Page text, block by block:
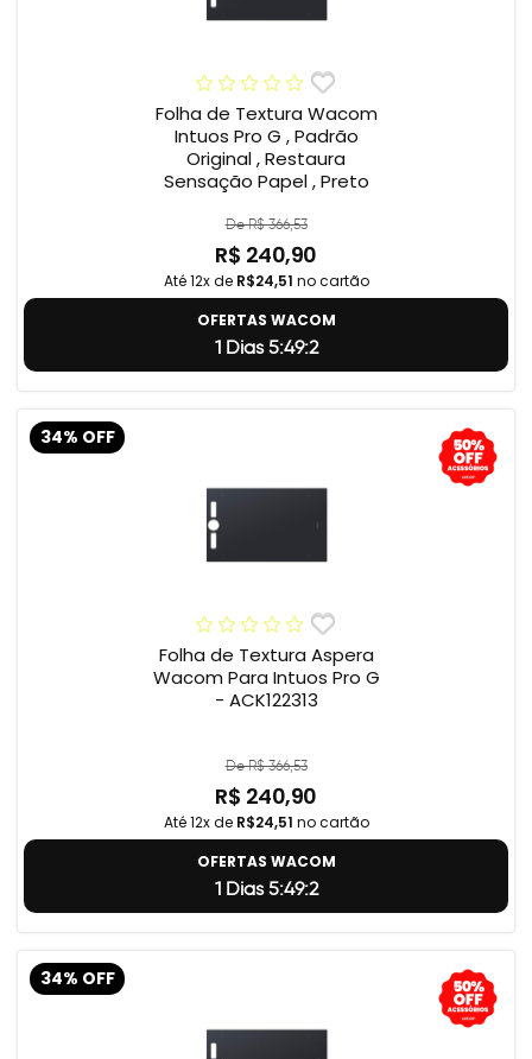
Folha de Textura Wacom
Intuos Pro G , Padrão
Original , Restaura
Sensação Papel , Preto
De R$ 366,53
R$ 240,90
Até 12x de R$24,51 no cartão
OFERTAS WACOM
1 Dias 5:49:2
34% OFF
Folha de Textura Aspera
Wacom Para Intuos Pro G
- ACK122313
De R$ 366,53
R$ 240,90
Até 12x de R$24,51 no cartão
OFERTAS WACOM
1 Dias 5:49:2
34% OFF